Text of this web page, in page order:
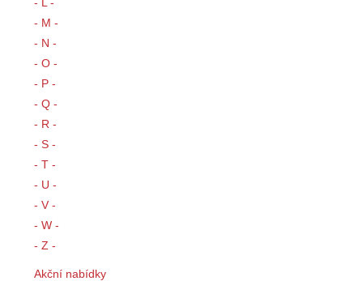
- M -
- N -
- O -
- P -
- Q -
- R -
- S -
- T -
- U -
- V -
- W -
- Z -
Akční nabídky